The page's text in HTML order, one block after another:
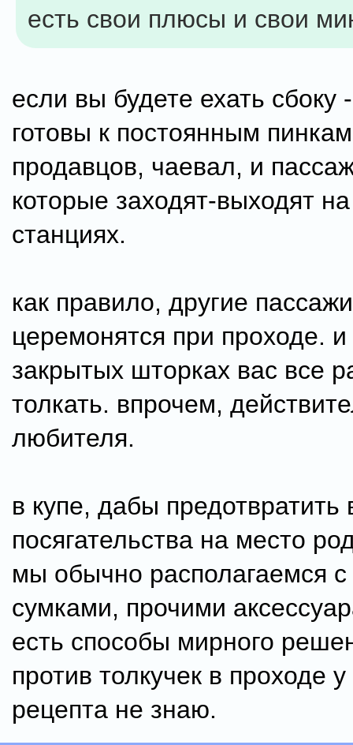
есть свои плюсы и свои
если вы будете ехать сбоку
готовы к постоянным
продавцов, чаевал, и
которые заходят-выходят
станциях.
как правило, другие
церемонятся при проходе.
закрытых шторках вас все
толкать. впрочем,
любителя.
в купе, дабы
посягательства на место
мы обычно располагаемся с
сумками, прочими
есть способы мирного
против толкучек в проходе
рецепта не знаю.